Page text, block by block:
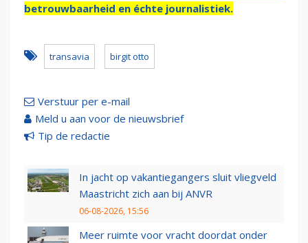
betrouwbaarheid en échte journalistiek.
transavia birgit otto
Verstuur per e-mail
Meld u aan voor de nieuwsbrief
Tip de redactie
In jacht op vakantiegangers sluit vliegveld
Maastricht zich aan bij ANVR
06-08-2026, 15:56
Meer ruimte voor vracht doordat onder